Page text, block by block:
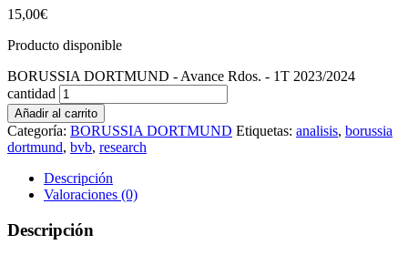
15,00€
Producto disponible
BORUSSIA DORTMUND - Avance Rdos. - 1T 2023/2024
cantidad
Añadir al carrito
Categoría: BORUSSIA DORTMUND Etiquetas: analisis, borussia
dortmund, bvb, research
Descripción
Valoraciones (0)
Descripción